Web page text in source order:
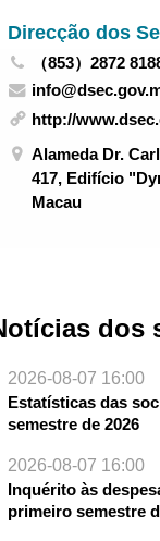
（853）2872
http://
Alameda Dr.
417, Edifício
Macau
dos
2026-08-07 16:00
Estatísticas das
semestre de 2026
2026-08-07 16:00
Inquérito às
primeiro semestre